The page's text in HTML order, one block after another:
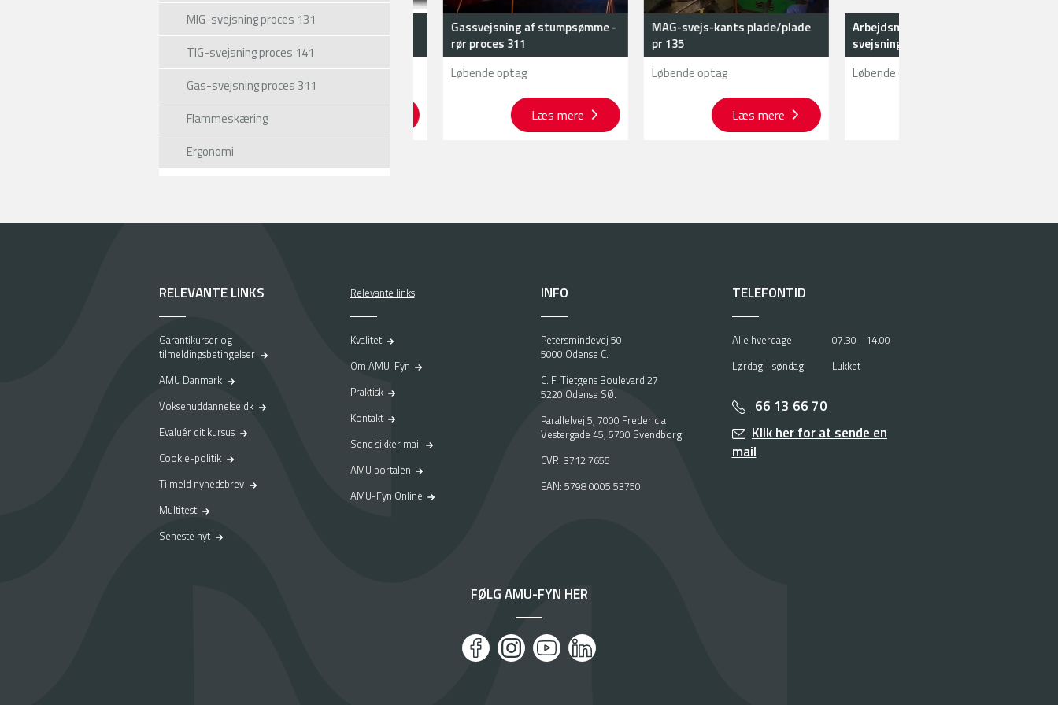
MIG-svejsning proces 131
TIG-svejsning proces 141
Gas-svejsning proces 311
Flammeskæring
Ergonomi
TIG og lysbuesvejsning af u- og
Løbende optag
Gassvejsning af stumpsømme -
rør proces 311
Løbende optag
Læs mere
MAG-svejs-kants plade/plade
pr 135
Løbende optag
Læs mere
Arbejdsmiljø og sikkerhed,
svejsning/termisk
Løbende optag
RELEVANTE LINKS
Garantikurser og
tilmeldingsbetingelser
AMU Danmark
Voksenuddannelse.dk
Evaluér dit kursus
Cookie-politik
Tilmeld nyhedsbrev
Multitest
Seneste nyt
Relevante links
Kvalitet
Om AMU-Fyn
Praktisk
Kontakt
Send sikker mail
AMU portalen
AMU-Fyn Online
INFO
Petersmindevej 50
5000 Odense C.
C. F. Tietgens Boulevard 27
5220 Odense SØ.
Parallelvej 5, 7000 Fredericia
Vestergade 45, 5700 Svendborg
CVR: 3712 7655
EAN: 5798 0005 53750
TELEFONTID
Alle hverdage
07.30 - 14.00
Lørdag - søndag:
Lukket
66 13 66 70
Klik her for at sende en
mail
FØLG AMU-FYN HER